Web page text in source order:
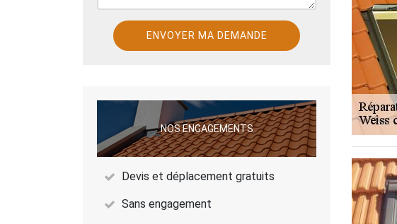
NOS ENGAGEMENTS
Devis et déplacement gratuits
Sans engagement